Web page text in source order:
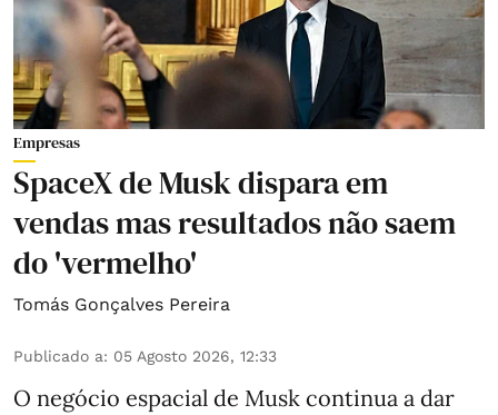
Empresas
SpaceX de Musk dispara em
vendas mas resultados não saem
do 'vermelho'
Tomás Gonçalves Pereira
Publicado a: 05 Agosto 2026, 12:33
O negócio espacial de Musk continua a dar